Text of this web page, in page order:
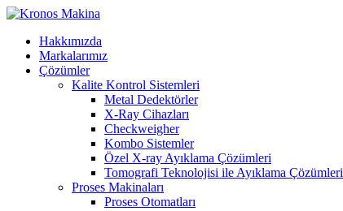
Hakkımızda
Markalarımız
Çözümler
Kalite Kontrol Sistemleri
Metal Dedektörler
X-Ray Cihazları
Checkweigher
Kombo Sistemler
Özel X-ray Ayıklama Çözümleri
Tomografi Teknolojisi ile Ayıklama Çözümleri
Proses Makinaları
Proses Otomatları